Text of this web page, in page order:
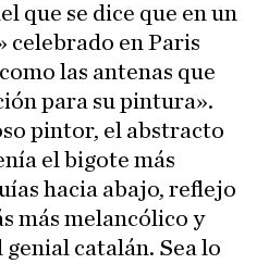
que se dice que en un
celebrado en Paris
las antenas que
para su pintura».
pintor, el abstracto
el bigote más
hacia abajo, reflejo
más melancólico y
catalán. Sea lo